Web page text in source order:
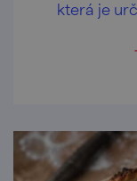
která je